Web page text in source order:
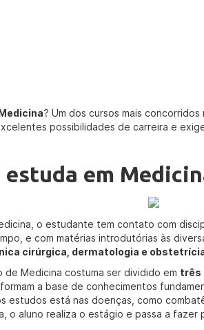
? Um dos cursos mais
possibilidades de carreira e
estuda em
o estudante tem contato com
e com matérias introdutórias às
cirúrgica, dermatologia e
de Medicina costuma ser dividido em três
a base de conhecimentos
estudos está nas doenças, como
o aluno realiza o estágio e passa a fazer